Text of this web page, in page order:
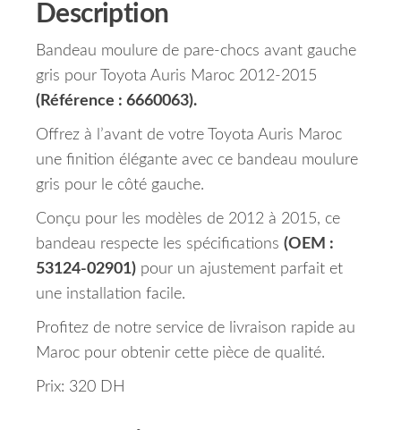
Description
Bandeau moulure de pare-chocs avant gauche
gris pour Toyota Auris Maroc 2012-2015
(Référence : 6660063).
Offrez à l’avant de votre Toyota Auris Maroc
une finition élégante avec ce bandeau moulure
gris pour le côté gauche.
Conçu pour les modèles de 2012 à 2015, ce
bandeau respecte les spécifications (OEM :
53124-02901) pour un ajustement parfait et
une installation facile.
Profitez de notre service de livraison rapide au
Maroc pour obtenir cette pièce de qualité.
Prix: 320 DH